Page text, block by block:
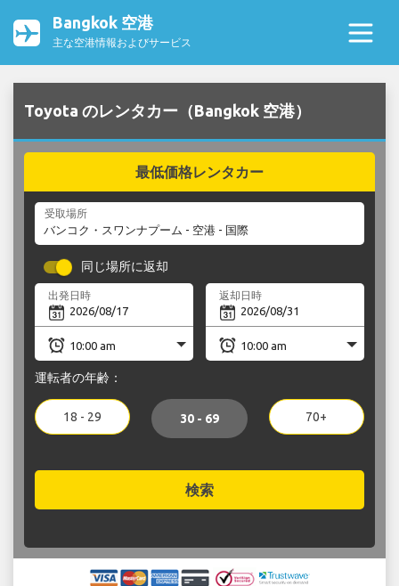
Bangkok 空港
主な空港情報およびサービス
Toyota のレンタカー（Bangkok 空港）
最低価格レンタカー
受取場所
同じ場所に返却
出発日時 返却日時
運転者の年齢：
18 - 29 30 - 69 70+
検索